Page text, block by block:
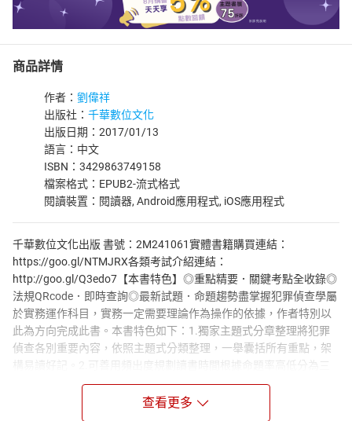
商品詳情
作者： 劉偉祥
出版社： 千華數位文化
出版日期：2017/01/13
語言：中文
ISBN：3429863749158
檔案格式：EPUB2-流式格式
閱讀裝置：閱讀器, Android應用程式, iOS應用程式
千華數位文化出版 書號：2M241061實體書籍購買連結：
https://goo.gl/NTMJRX各類考試介紹連結：
http://goo.gl/Q3edo7【本書特色】◎重點精要．關鍵考點全收錄◎
法規QRcode．即時查詢◎最新試題．命題趨勢盡掌握犯罪偵查學屬
於實務運作科目，實務一定需要理論作為操作的依據，作者特別以
此為方向完成此書。本書特色如下：1.獨家主題式分章整理將犯罪
偵查各別重要內容，依照主題式分類整理，一舉囊括所有重點，架
構易讀好記。2.可善用頻出度規劃讀書時間根據命題率高低分為三
個等級：A（常考）、B（中等）、C（少考），讀者可依據頻出度
高低來規劃讀書時間。3.課前提要快入進入課程核心課前提要概述
各章節容易考出的重點，讓讀者在學習此章之前，引導讀者對該章
查看更多